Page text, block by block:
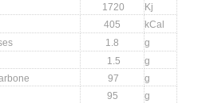
1720
Kj
405
kCal
1.8
g
1.5
g
97
g
95
g